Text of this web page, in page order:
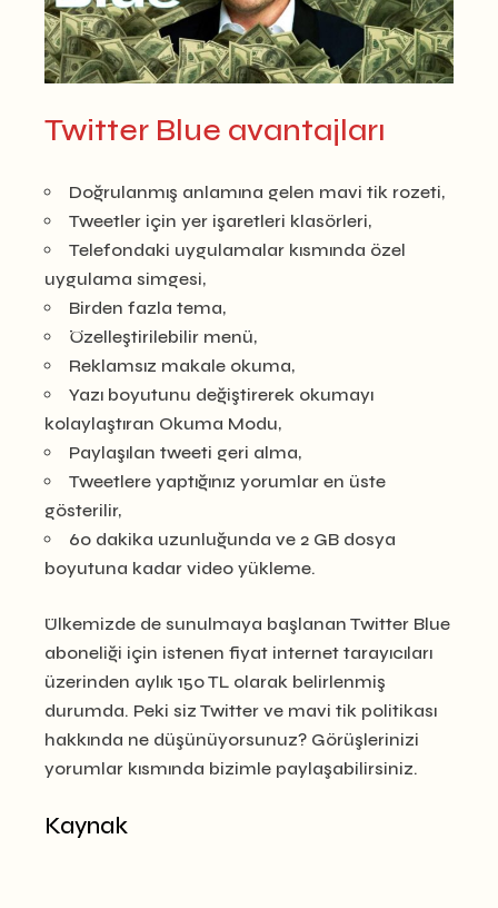
Twitter Blue avantajları
Doğrulanmış anlamına gelen mavi tik rozeti,
Tweetler için yer işaretleri klasörleri,
Telefondaki uygulamalar kısmında özel
uygulama simgesi,
Birden fazla tema,
Özelleştirilebilir menü,
Reklamsız makale okuma,
Yazı boyutunu değiştirerek okumayı
kolaylaştıran Okuma Modu,
Paylaşılan tweeti geri alma,
Tweetlere yaptığınız yorumlar en üste
gösterilir,
60 dakika uzunluğunda ve 2 GB dosya
boyutuna kadar video yükleme.
Ülkemizde de sunulmaya başlanan Twitter Blue
aboneliği için istenen fiyat internet tarayıcıları
üzerinden aylık 150 TL olarak belirlenmiş
durumda. Peki siz Twitter ve mavi tik politikası
hakkında ne düşünüyorsunuz? Görüşlerinizi
yorumlar kısmında bizimle paylaşabilirsiniz.
Kaynak